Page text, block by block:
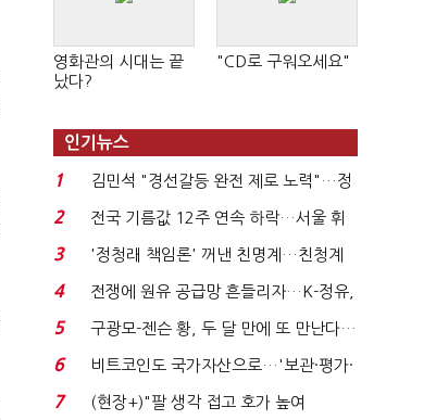
영화관의 시대는 끝
났다?
"CD로 구워오세요"
인기뉴스
1
김민석 "경선갈등 완전 제로 노력"…정
청래 "반명 공세 사...
2
전국 기름값 12주 연속 하락…서울 휘
발윳값 1909원...
3
'정청래 책임론' 꺼낸 친명계…친청계
는 추가투표 때리기...
4
전쟁에 원유 공급망 흔들리자…K-정유,
에너지안보 핵심...
5
구광모-젠슨 황, 두 달 만에 또 만난다…
로봇·AI 등 논...
6
비트코인도 국가자산으로…'보관·평가·
처분' 기준은 ...
7
(현장+)"팔 생각 접고 호가 높여